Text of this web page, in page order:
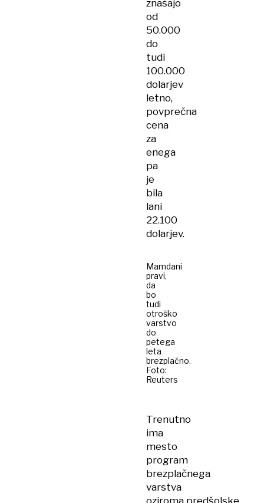
znašajo
od
50.000
do
tudi
100.000
dolarjev
letno,
povprečna
cena
za
enega
pa
je
bila
lani
22.100
dolarjev.
Mamdani
pravi,
da
bo
tudi
otroško
varstvo
do
petega
leta
brezplačno.
Foto:
Reuters
Trenutno
ima
mesto
program
brezplačnega
varstva
oziroma predšolske